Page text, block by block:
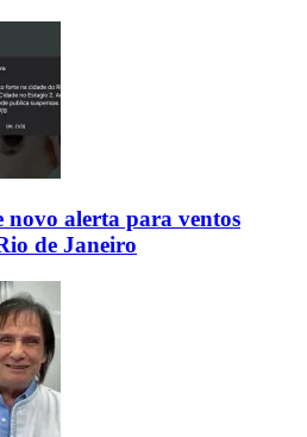
novo alerta para ventos
de Janeiro